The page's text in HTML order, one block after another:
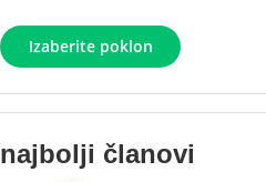
Izaberite poklon
najbolji članovi